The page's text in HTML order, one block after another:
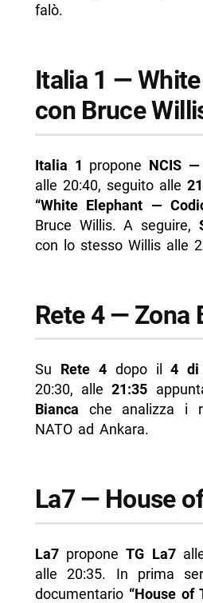
falò.
Italia 1 —
con Bruce
Italia 1 propone NCIS
alle 20:40, seguito alle
“White Elephant —
Bruce Willis. A seguire,
con lo stesso Willis alle
Rete 4 — Zona
Su Rete 4dopo il4 di
20:30, alle21:35
Bianca che analizza i
NATO ad Ankara.
La7 — House
La7proponeTG La7
alle 20:35. In prima
documentario “House of